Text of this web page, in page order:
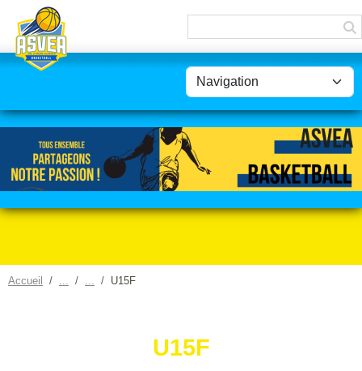
Accueil U15F
U15F
Panneau de gestion des cookies